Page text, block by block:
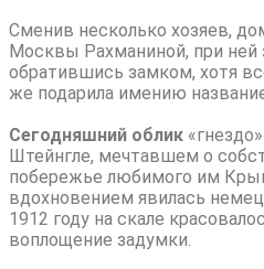
Сменив несколько хозяев,
Москвы Рахманиной, при ней
обратившись замком, хотя
же подарила имению
Сегодняшний облик
Штейнгле, мечтавшем о
побережье любимого им
вдохновением явилась
1912 году на скале
воплощение задумки.